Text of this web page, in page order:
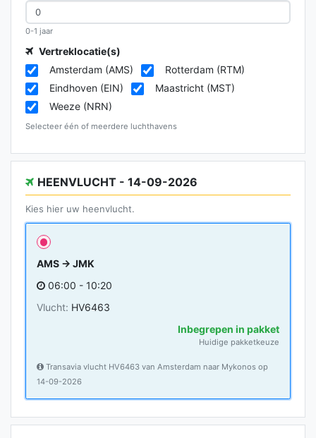
0-1 jaar
Vertreklocatie(s)
Amsterdam (AMS)
Rotterdam (RTM)
Eindhoven (EIN)
Maastricht (MST)
Weeze (NRN)
Selecteer één of meerdere luchthavens
HEENVLUCHT - 14-09-2026
Kies hier uw heenvlucht.
AMS → JMK
06:00 - 10:20
Vlucht: HV6463
Inbegrepen in pakket
Huidige pakketkeuze
Transavia vlucht HV6463 van Amsterdam naar Mykonos op
14-09-2026